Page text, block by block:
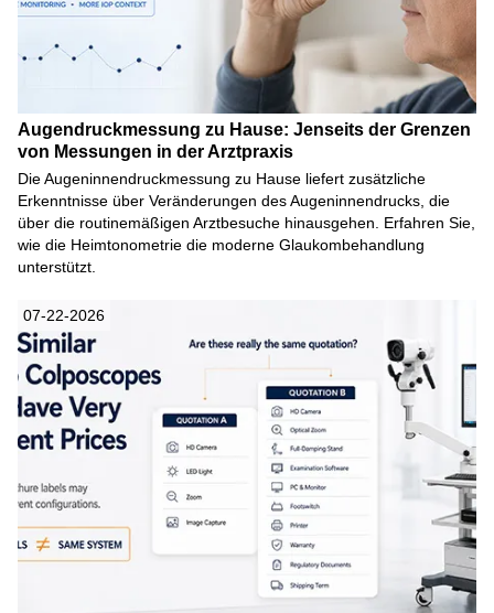
Augendruckmessung zu Hause: Jenseits der Grenzen
von Messungen in der Arztpraxis
Die Augeninnendruckmessung zu Hause liefert zusätzliche
Erkenntnisse über Veränderungen des Augeninnendrucks, die
über die routinemäßigen Arztbesuche hinausgehen. Erfahren Sie,
wie die Heimtonometrie die moderne Glaukombehandlung
unterstützt.
07-22-2026